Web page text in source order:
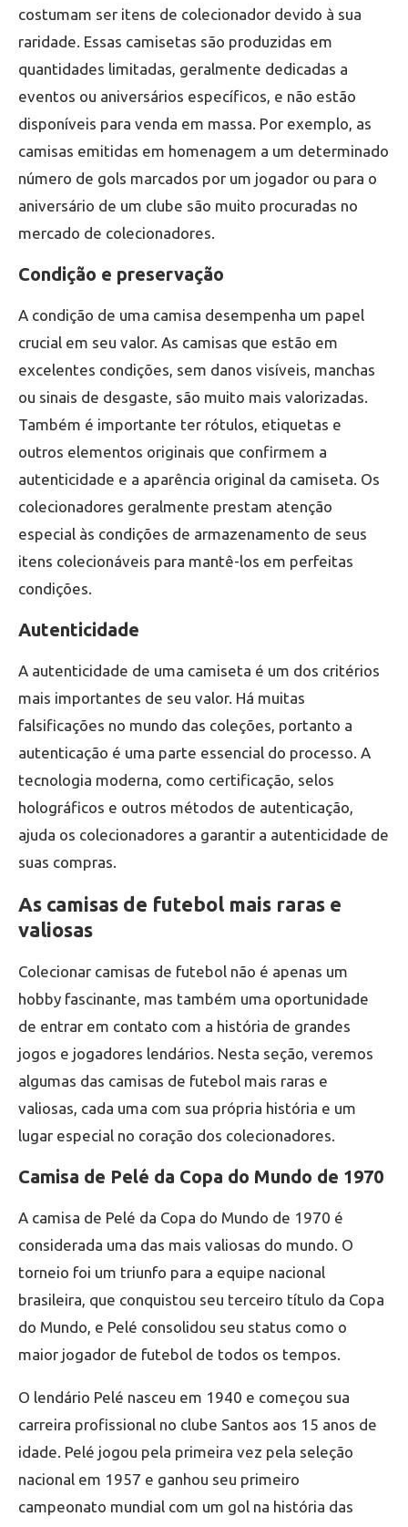
costumam ser itens de colecionador devido à sua
raridade. Essas camisetas são produzidas em
quantidades limitadas, geralmente dedicadas a
eventos ou aniversários específicos, e não estão
disponíveis para venda em massa. Por exemplo, as
camisas emitidas em homenagem a um determinado
número de gols marcados por um jogador ou para o
aniversário de um clube são muito procuradas no
mercado de colecionadores.
Condição e preservação
A condição de uma camisa desempenha um papel
crucial em seu valor. As camisas que estão em
excelentes condições, sem danos visíveis, manchas
ou sinais de desgaste, são muito mais valorizadas.
Também é importante ter rótulos, etiquetas e
outros elementos originais que confirmem a
autenticidade e a aparência original da camiseta. Os
colecionadores geralmente prestam atenção
especial às condições de armazenamento de seus
itens colecionáveis para mantê-los em perfeitas
condições.
Autenticidade
A autenticidade de uma camiseta é um dos critérios
mais importantes de seu valor. Há muitas
falsificações no mundo das coleções, portanto a
autenticação é uma parte essencial do processo. A
tecnologia moderna, como certificação, selos
holográficos e outros métodos de autenticação,
ajuda os colecionadores a garantir a autenticidade de
suas compras.
As camisas de futebol mais raras e
valiosas
Colecionar camisas de futebol não é apenas um
hobby fascinante, mas também uma oportunidade
de entrar em contato com a história de grandes
jogos e jogadores lendários. Nesta seção, veremos
algumas das camisas de futebol mais raras e
valiosas, cada uma com sua própria história e um
lugar especial no coração dos colecionadores.
Camisa de Pelé da Copa do Mundo de 1970
A camisa de Pelé da Copa do Mundo de 1970 é
considerada uma das mais valiosas do mundo. O
torneio foi um triunfo para a equipe nacional
brasileira, que conquistou seu terceiro título da Copa
do Mundo, e Pelé consolidou seu status como o
maior jogador de futebol de todos os tempos.
O lendário Pelé nasceu em 1940 e começou sua
carreira profissional no clube Santos aos 15 anos de
idade. Pelé jogou pela primeira vez pela seleção
nacional em 1957 e ganhou seu primeiro
campeonato mundial com um gol na história das